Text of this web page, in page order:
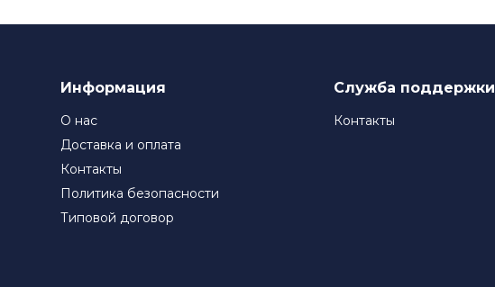
Информация
О нас
Доставка и оплата
Контакты
Политика безопасности
Типовой договор
Служба поддержки
Контакты